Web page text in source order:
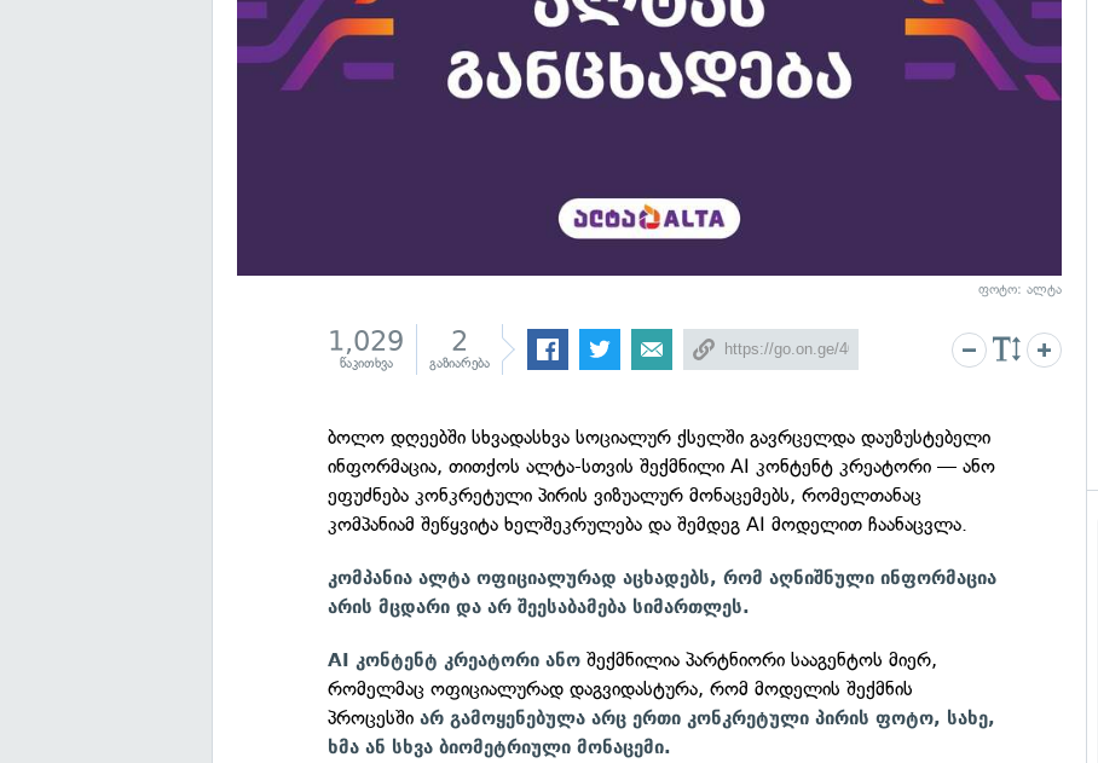
ფოტო: ალტა
1,029
წაკითხვა
2
გაზიარება
ბოლო დღეებში სხვადასხვა სოციალურ ქსელში გავრცელდა დაუზუსტებელი
ინფორმაცია, თითქოს ალტა-სთვის შექმნილი AI კონტენტ კრეატორი — ანო
ეფუძნება კონკრეტული პირის ვიზუალურ მონაცემებს, რომელთანაც
კომპანიამ შეწყვიტა ხელშეკრულება და შემდეგ AI მოდელით ჩაანაცვლა.
კომპანია ალტა ოფიციალურად აცხადებს, რომ აღნიშნული ინფორმაცია
არის მცდარი და არ შეესაბამება სიმართლეს.
AI კონტენტ კრეატორი ანო შექმნილია პარტნიორი სააგენტოს მიერ,
რომელმაც ოფიციალურად დაგვიდასტურა, რომ მოდელის შექმნის
პროცესშიარ გამოყენებულა არც ერთი კონკრეტული პირის ფოტო, სახე,
ხმა ან სხვა ბიომეტრიული მონაცემი.